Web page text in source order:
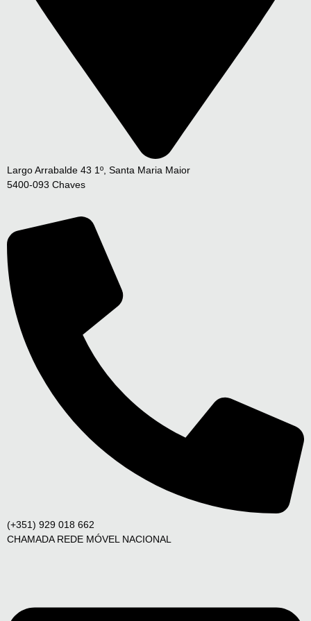
Largo Arrabalde 43 1º, Santa Maria Maior
5400-093 Chaves
(+351) 929 018 662
CHAMADA REDE MÓVEL NACIONAL